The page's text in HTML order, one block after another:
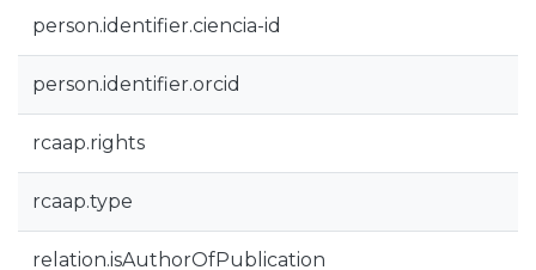
person.identifier.ciencia-id
person.identifier.orcid
rcaap.rights
rcaap.type
relation.isAuthorOfPublication